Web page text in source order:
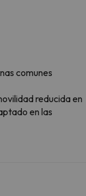
comunes
reducida en
en las